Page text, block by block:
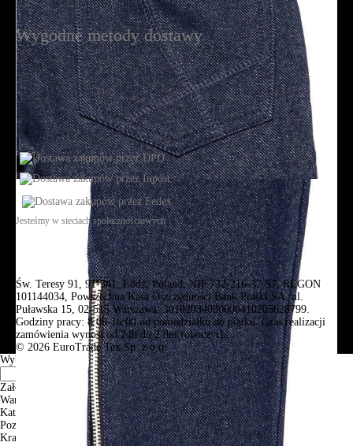
Wygodne metody dostawy
Jesteśmy w sieciach społecznościowych
Św. Teresy 91, 91-341, Łódź, Poland, NIP 732-216-37-57, REGON
101144034, Powszechna Kasa Oszczędności Bank Polski SA, ul.
Puławska 15, 02-515 Warszawa: 30102034080000410205628799.
Godziny pracy: 8:00-16:00 od poniedziałku do piątku. Czas realizacji
zamówienia wynosi od 24h do 2 dni roboczych.
© 2026 EuroTrade Tex Sp. z o.o.
Wybierz miasta
Założenia
Warszawa
Katowice
Poznan
Krakow